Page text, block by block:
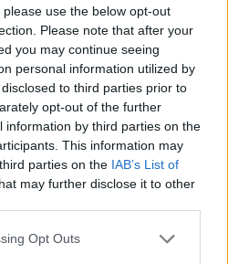
use the below opt-out
Please note that after your
you may continue seeing
personal information utilized by
to third parties prior to
opt-out of the further
information by third parties on the
This information may
parties on the IAB’s List of
may further disclose it to other
app uses one or more Google
Opt Outs